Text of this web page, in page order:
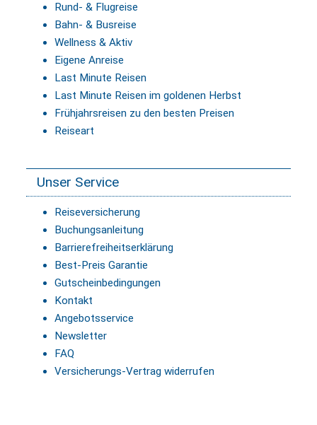
Rund- & Flugreise
Bahn- & Busreise
Wellness & Aktiv
Eigene Anreise
Last Minute Reisen
Last Minute Reisen im goldenen Herbst
Frühjahrsreisen zu den besten Preisen
Reiseart
Unser Service
Reiseversicherung
Buchungsanleitung
Barrierefreiheitserklärung
Best-Preis Garantie
Gutscheinbedingungen
Kontakt
Angebotsservice
Newsletter
FAQ
Versicherungs-Vertrag widerrufen